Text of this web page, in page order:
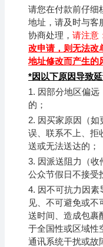
请您在付款前仔细
地址，请及时与客
协商处理， 请注意
改申请，则无法改
地址修改而产生的
*因以下原因导致
1. 因部分地区偏远
的；
2. 因买家原因（如
误、联系不上、拒
送或无法送达的；
3. 因派送阻力（收
公众节假日不接受
4. 因不可抗力因素
见、不可避免或
送时间、造成包裹
于全国性或区域性
通讯系统干扰或故